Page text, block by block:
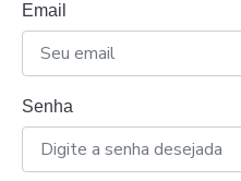
Email
Senha